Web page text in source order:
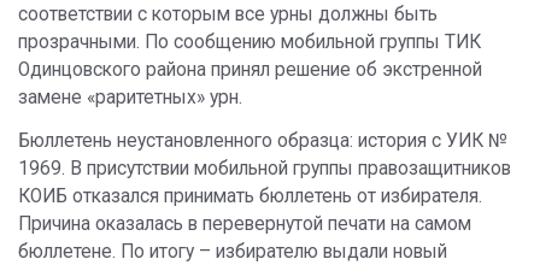
соответствии с которым все урны должны быть
прозрачными. По сообщению мобильной группы ТИК
Одинцовского района принял решение об экстренной
замене «раритетных» урн.
Бюллетень неустановленного образца: история с УИК №
1969. В присутствии мобильной группы правозащитников
КОИБ отказался принимать бюллетень от избирателя.
Причина оказалась в перевернутой печати на самом
бюллетене. По итогу – избирателю выдали новый